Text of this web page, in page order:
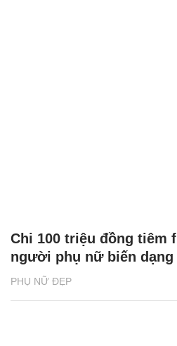
PHỤ NỮ ĐẸP
Chi 100 triệu đồng tiêm
người phụ nữ biến dạng